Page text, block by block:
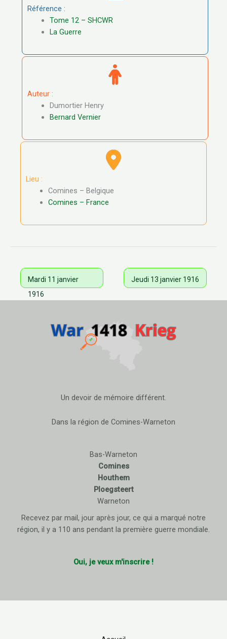
Référence :
Tome 12 – SHCWR
La Guerre
Auteur :
Dumortier Henry
Bernard Vernier
Lieu :
Comines – Belgique
Comines – France
Mardi 11 janvier
1916
Jeudi 13 janvier 1916
Un devoir de mémoire différent.
Dans la région de Comines-Warneton
Bas-Warneton
Comines
Houthem
Ploegsteert
Warneton
Recevez par mail, jour après jour, ce qui a marqué notre
région, il y a 110 ans pendant la première guerre mondiale.
Oui, je veux m'inscrire !